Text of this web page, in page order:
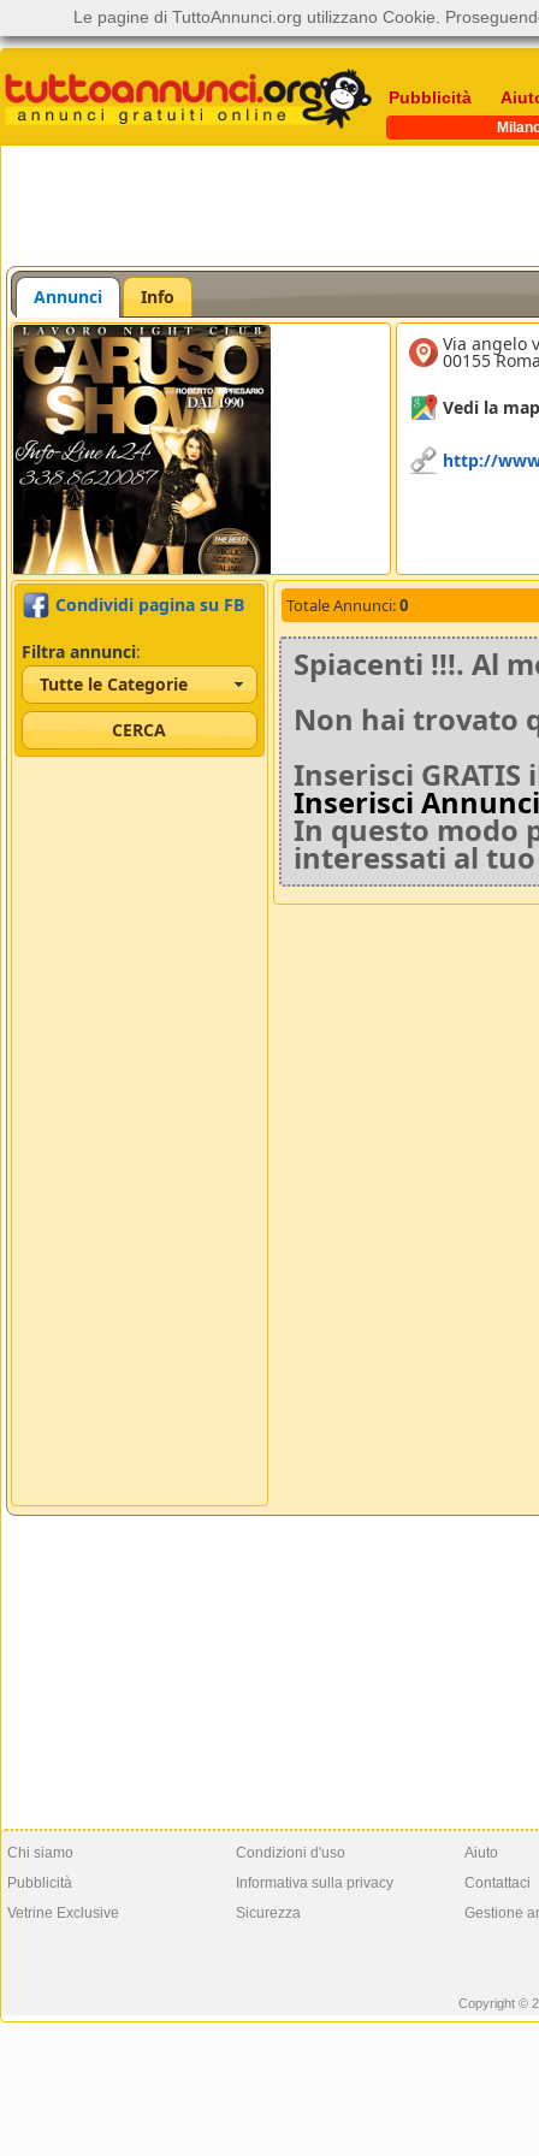
Pubblicità
Annunci Info
Via angelo
00155
Vedi la
http://
Condividi pagina su FB
Filtra annunci:
Tutte le Categorie
Totale Annunci:0
Spiacenti !!!. Al
Non hai trovato
Inserisci
Inserisci
In questo modo
interessati al
Chi siamo
Pubblicità
Vetrine Exclusive
Condizioni d'uso
Informativa sulla privacy
Sicurezza
Aiuto
Contattaci
Gestione
Copyright ©
Le pagine di TuttoAnnunci.org utilizzano Cookie.